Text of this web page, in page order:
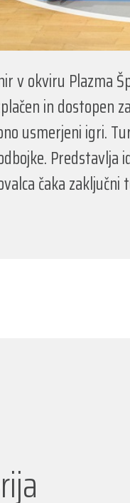
v okviru Plazma
in dostopen
usmerjeni igri.
Predstavlja
čaka